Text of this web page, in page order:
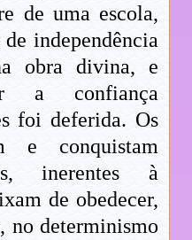
de uma escola,
independência
obra divina, e
a confiança
foi deferida. Os
e conquistam
inerentes à
de obedecer,
no determinismo